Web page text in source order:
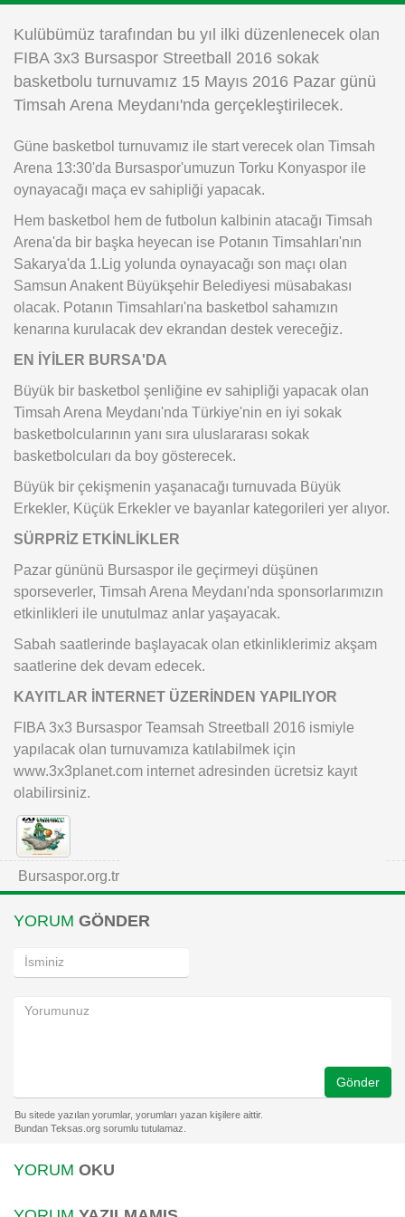
Instagram
Android
Kulübümüz tarafından bu yıl ilki düzenlenecek olan
FIBA 3x3 Bursaspor Streetball 2016 sokak
basketbolu turnuvamız 15 Mayıs 2016 Pazar günü
Timsah Arena Meydanı'nda gerçekleştirilecek.
Güne basketbol turnuvamız ile start verecek olan Timsah
Arena 13:30'da Bursaspor'umuzun Torku Konyaspor ile
oynayacağı maça ev sahipliği yapacak.
Hem basketbol hem de futbolun kalbinin atacağı Timsah
Arena'da bir başka heyecan ise Potanın Timsahları'nın
Sakarya'da 1.Lig yolunda oynayacağı son maçı olan
Samsun Anakent Büyükşehir Belediyesi müsabakası
olacak. Potanın Timsahları'na basketbol sahamızın
kenarına kurulacak dev ekrandan destek vereceğiz.
EN İYİLER BURSA'DA
Büyük bir basketbol şenliğine ev sahipliği yapacak olan
Timsah Arena Meydanı'nda Türkiye'nin en iyi sokak
basketbolcularının yanı sıra uluslararası sokak
basketbolcuları da boy gösterecek.
Büyük bir çekişmenin yaşanacağı turnuvada Büyük
Erkekler, Küçük Erkekler ve bayanlar kategorileri yer alıyor.
SÜRPRİZ ETKİNLİKLER
Pazar gününü Bursaspor ile geçirmeyi düşünen
sporseverler, Timsah Arena Meydanı'nda sponsorlarımızın
etkinlikleri ile unutulmaz anlar yaşayacak.
Sabah saatlerinde başlayacak olan etkinliklerimiz akşam
saatlerine dek devam edecek.
KAYITLAR İNTERNET ÜZERİNDEN YAPILIYOR
FIBA 3x3 Bursaspor Teamsah Streetball 2016 ismiyle
yapılacak olan turnuvamıza katılabilmek için
www.3x3planet.com internet adresinden ücretsiz kayıt
olabilirsiniz.
Bursaspor.org.tr
YORUM GÖNDER
Gönder
YORUM OKU